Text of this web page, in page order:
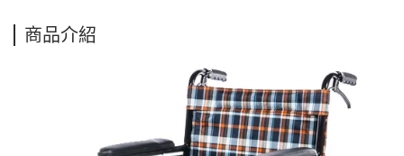
商品介紹